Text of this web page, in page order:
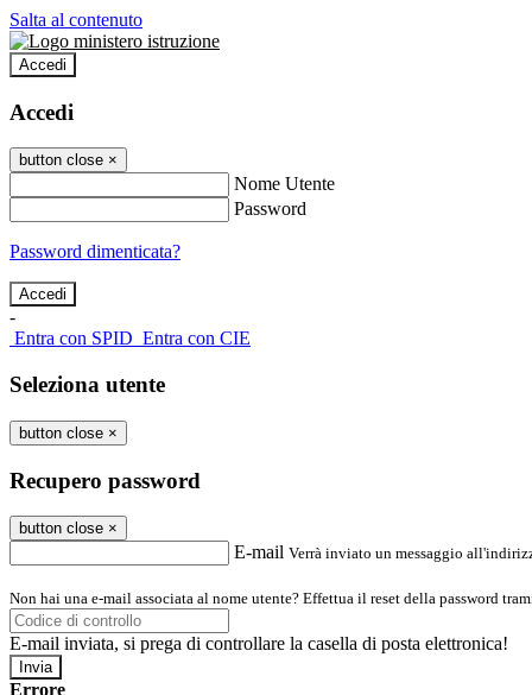
Salta al contenuto
Accedi
Accedi
button close ×
Nome Utente
Password
Password dimenticata?
-
Entra con SPID Entra con CIE
Seleziona utente
button close ×
Recupero password
button close ×
E-mail Verrà inviato un messaggio
Non hai una e-mail associata al nome utente? Effettua il reset della password
E-mail inviata, si prega di controllare la casella di posta elettronica!
Errore